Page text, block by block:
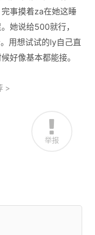
事摸着za在她这睡
她说给500就行，
用想试试的ly自己直
好像基本都能接。
>
举报